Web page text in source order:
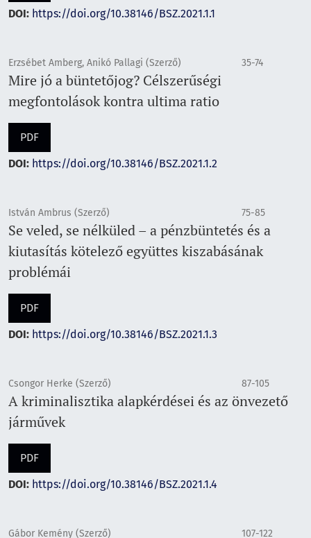
DOI: https://doi.org/10.38146/BSZ.2021.1.1
Erzsébet Amberg, Anikó Pallagi (Szerző) 35-74
Mire jó a büntetőjog? Célszerűségi
megfontolások kontra ultima ratio
PDF
DOI: https://doi.org/10.38146/BSZ.2021.1.2
István Ambrus (Szerző) 75-85
Se veled, se nélküled – a pénzbüntetés és a
kiutasítás kötelező együttes kiszabásának
problémái
PDF
DOI: https://doi.org/10.38146/BSZ.2021.1.3
Csongor Herke (Szerző) 87-105
A kriminalisztika alapkérdései és az önvezető
járművek
PDF
DOI: https://doi.org/10.38146/BSZ.2021.1.4
Gábor Kemény (Szerző) 107-122